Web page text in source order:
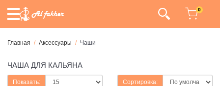
0
Главная Аксессуары Чаши
ЧАША ДЛЯ КАЛЬЯНА
Сортировка:
Показать: